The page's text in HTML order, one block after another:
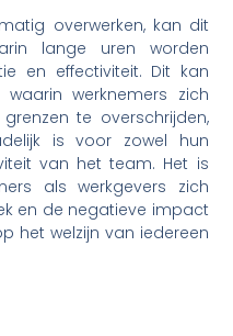
overwerken, kan dit
lange uren worden
en effectiviteit. Dit kan
werknemers zich
te overschrijden,
is voor zowel hun
van het team. Het is
als werkgevers zich
en de negatieve impact
het welzijn van iedereen